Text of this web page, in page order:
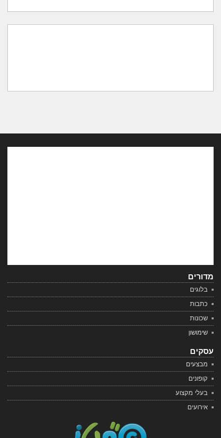
מדורים
בלוגים
כתבות
שכונות
שימושון
עסקים
מבצעים
קופונים
בעלי מקצוע
אירועים